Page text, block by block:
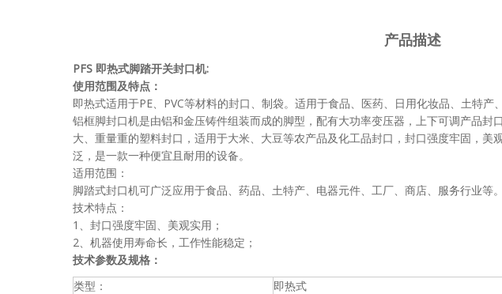
产品描述
PFS 即热式脚踏开关封口机:
使用范围及特点：
即热式适用于PE、PVC等材料的封口、制袋。适用于食品、医药、日用化妆品、土特产
铝框脚封口机是由铝和金压铸件组装而成的脚型，配有大功率变压器，上下可调产品封
大、重量重的塑料封口，适用于大米、大豆等农产品及化工品封口，封口强度牢固，美
泛，是一款一种便宜且耐用的设备。
适用范围：
脚踏式封口机可广泛应用于食品、药品、土特产、电器元件、工厂、商店、服务行业等。
技术特点：
1、封口强度牢固、美观实用；
2、机器使用寿命长，工作性能稳定；
技术参数及规格：
类型：
即热式